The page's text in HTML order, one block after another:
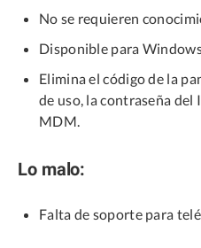
No se requieren
Disponible para
Elimina el código de la
de uso, la contraseña del
MDM.
Lo malo:
Falta de soporte para